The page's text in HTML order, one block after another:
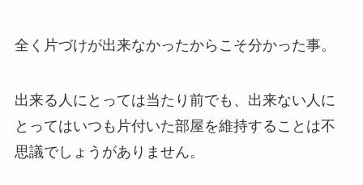
全く片づけが出来なかったからこそ分かった事。
出来る人にとっては当たり前でも、出来ない人に
とってはいつも片付いた部屋を維持することは不
思議でしょうがありません。